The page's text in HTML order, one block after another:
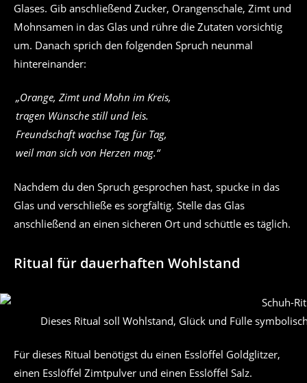
Glases. Gib anschließend Zucker, Orangenschale, Zimt und
Mohnsamen in das Glas und rühre die Zutaten vorsichtig
um. Danach sprich den folgenden Spruch neunmal
hintereinander:
„Orange, Zimt und Mohn im Kreis,
tragen Wünsche still und leis.
Freundschaft wachse Tag für Tag,
weil man sich von Herzen mag.“
Nachdem du den Spruch gesprochen hast, spucke in das
Glas und verschließe es sorgfältig. Stelle das Glas
anschließend an einen sicheren Ort und schüttle es täglich.
Ritual für dauerhaften Wohlstand
Dieses Ritual soll Wohlstand, Glück und Fülle
Für dieses Ritual benötigst du einen Esslöffel Goldglitzer,
einen Esslöffel Zimtpulver und einen Esslöffel Salz.